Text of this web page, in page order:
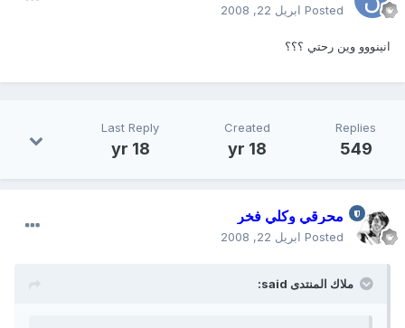
Posted ابريل 22, 2008
انينووو وين رحتي ؟؟؟
Replies
549
Created
18 yr
Last Reply
18 yr
محرقي وكلي فخر
Posted ابريل 22, 2008
ملاك المنتدى said: